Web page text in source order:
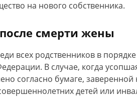
на нового собственника.
смерти жены
всех родственников в
В случае, когда
согласно бумаге,
детей или